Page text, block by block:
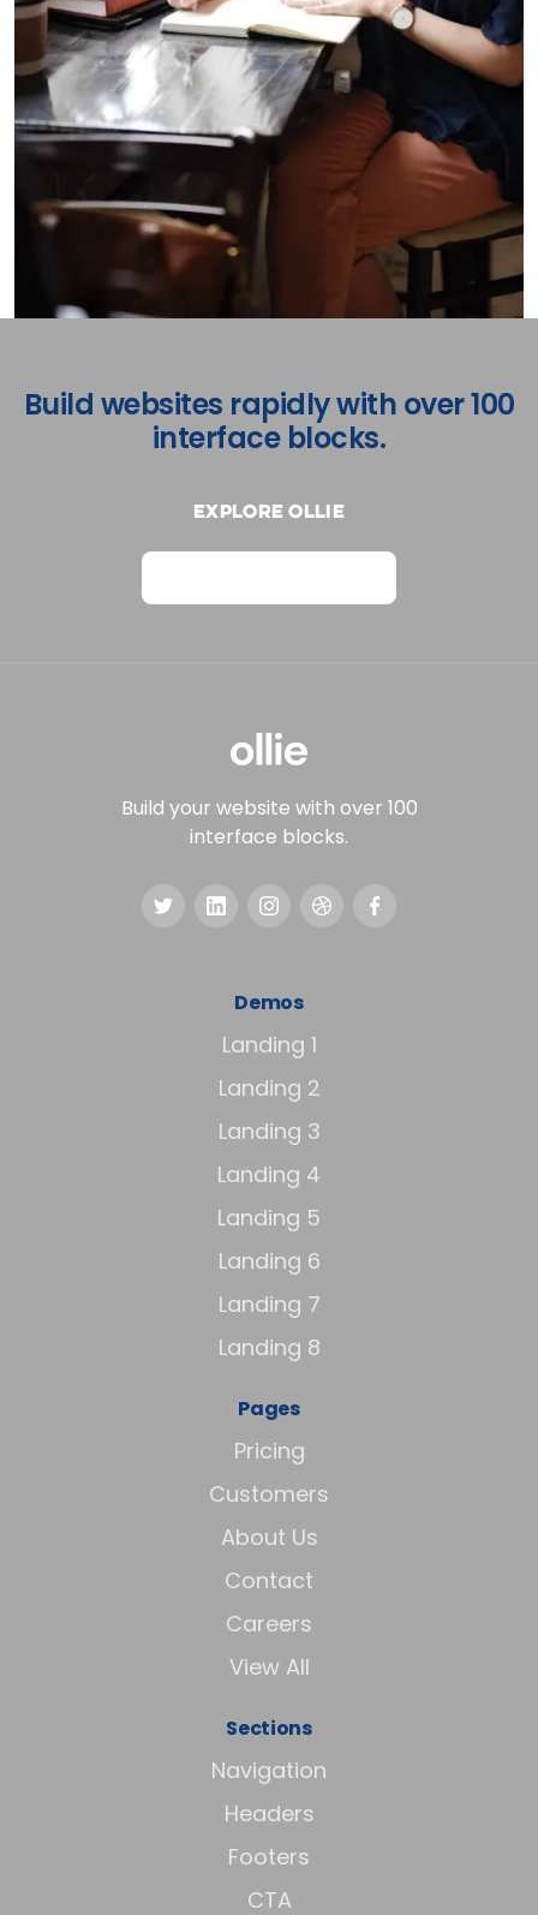
Build websites rapidly with over 100
interface blocks.
Explore Ollie
Build your website with over 100
interface blocks.
Demos
Landing 1
Landing 2
Landing 3
Landing 4
Landing 5
Landing 6
Landing 7
Landing 8
Pages
Pricing
Customers
About Us
Contact
Careers
View All
Sections
Navigation
Headers
Footers
CTA